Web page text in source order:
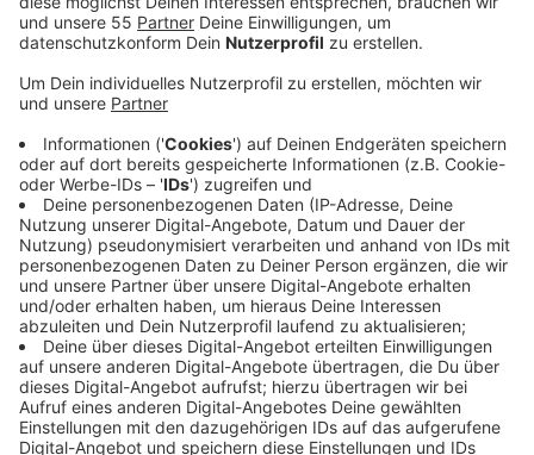
Veröffentlicht:Mittwoch, 22.03.2023 14:46
Anzeige
Der Bürgerentscheid wurde möglich, weil der Rat einen
Beschluss aus dem vergangenen Sommer
zurückgezogen hat. Der sah vor, nur den
Hauptstandort Regentenstraße der GGS Rahser
auszubauen. Jetzt sollen die Viersener darüber
abstimmen, ob der Standort an der Krefelder Straße
auf zwei Klassenzüge erweitert wird - und das schon
zum nächsten Schuljahr. Der Ausbau würde die Stadt